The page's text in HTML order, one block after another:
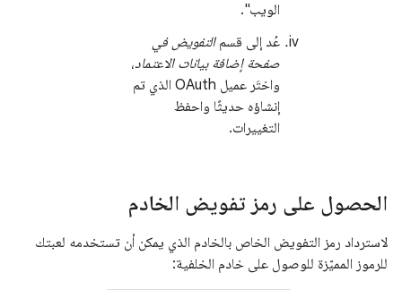
الويب".
عُد إلى قسمالتفويض في
صفحة إضافة بيانات الاعتماد،
واختَر عميل OAuth الذي تم
إنشاؤه حديثًا واحفظ
التغييرات.
الحصول على رمز تفويض الخادم
لاسترداد رمز التفويض الخاص بالخادم الذي يمكن أن تستخدمه لعبتك
للرموز المميّزة للوصول على خادم الخلفية: